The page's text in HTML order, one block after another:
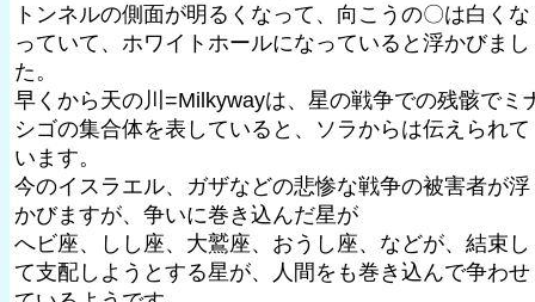
トンネルの側面が明るくなって、向こうの〇は白くな
っていて、ホワイトホールになっていると浮かびまし
た。
早くから天の川=Milkywayは、星の戦争での残骸でミ
シゴの集合体を表していると、ソラからは伝えられて
います。
今のイスラエル、ガザなどの悲惨な戦争の被害者が浮
かびますが、争いに巻き込んだ星が
へビ座、しし座、大鷲座、おうし座、などが、結束し
て支配しようとする星が、人間をも巻き込んで争わせ